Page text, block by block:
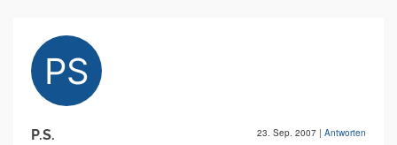
P.S. 23. Sep. 2007 | Antworten